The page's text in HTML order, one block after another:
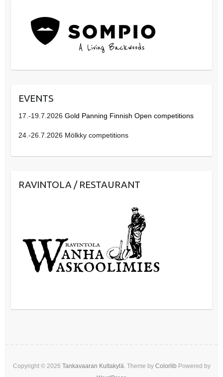
EVENTS
17.-19.7.2026 Gold Panning Finnish Open competitions
24.-26.7.2026 Mölkky competitions
RAVINTOLA / RESTAURANT
Copyright © 2026 Tankavaaran Kultakylä . Theme by Colorlib Powered by